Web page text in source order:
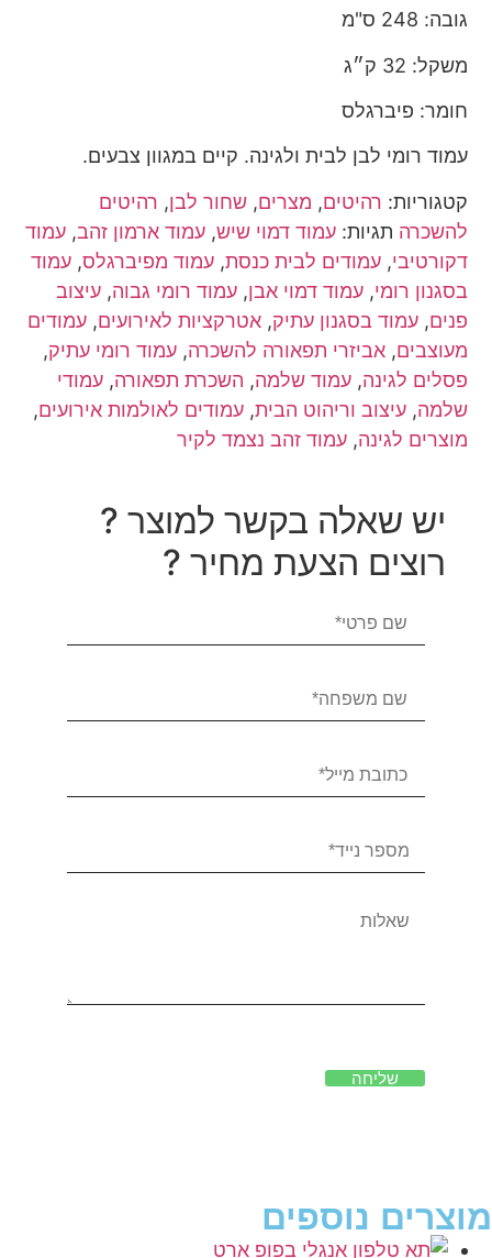
גובה: 248 ס"מ
משקל: 32 ק״ג
חומר: פיברגלס
עמוד רומי לבן לבית ולגינה. קיים במגוון צבעים.
קטגוריות: רהיטים, מצרים,שחור לבן, רהיטים
להשכרה תגיות: עמוד דמוי שיש,עמוד ארמון זהב,עמוד
דקורטיבי,עמודים לבית כנסת,עמוד מפיברגלס,עמוד
בסגנון רומי,עמוד דמוי אבן,עמוד רומי גבוה,עיצוב
פנים,עמוד בסגנון עתיק,אטרקציות לאירועים,עמודים
מעוצבים,אביזרי תפאורה להשכרה,עמוד רומי עתיק,
פסלים לגינה,עמוד שלמה, השכרת תפאורה,עמודי
שלמה,עיצוב וריהוט הבית,עמודים לאולמות אירועים,
מוצרים לגינה,עמוד זהב נצמד לקיר
יש שאלה בקשר למוצר ?
רוצים הצעת מחיר ?
שליחה
מוצרים נוספים